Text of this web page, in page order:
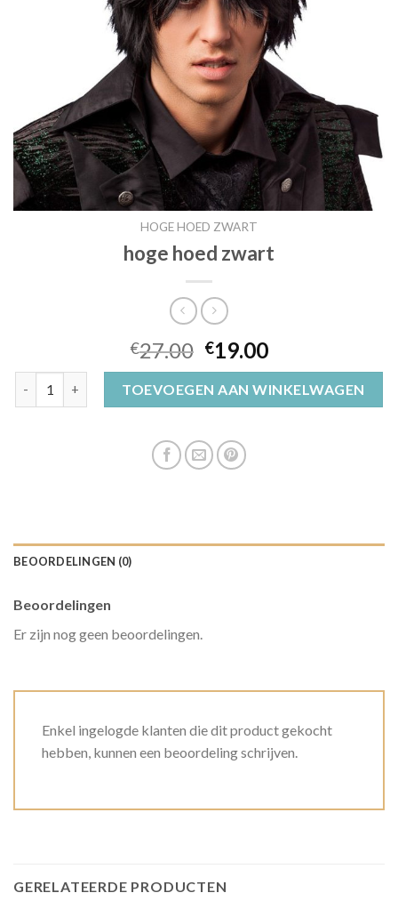
HOGE HOED ZWART
hoge hoed zwart
€27.00 €19.00
TOEVOEGEN AAN WINKELWAGEN
BEOORDELINGEN (0)
Beoordelingen
Er zijn nog geen beoordelingen.
Enkel ingelogde klanten die dit product gekocht
hebben, kunnen een beoordeling schrijven.
GERELATEERDE PRODUCTEN